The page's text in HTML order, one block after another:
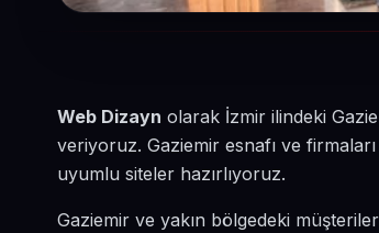
Web Dizayn olarak İzmir ilindeki
veriyoruz. Gaziemir esnafı ve
uyumlu siteler hazırlıyoruz.
Gaziemir ve yakın bölgedeki